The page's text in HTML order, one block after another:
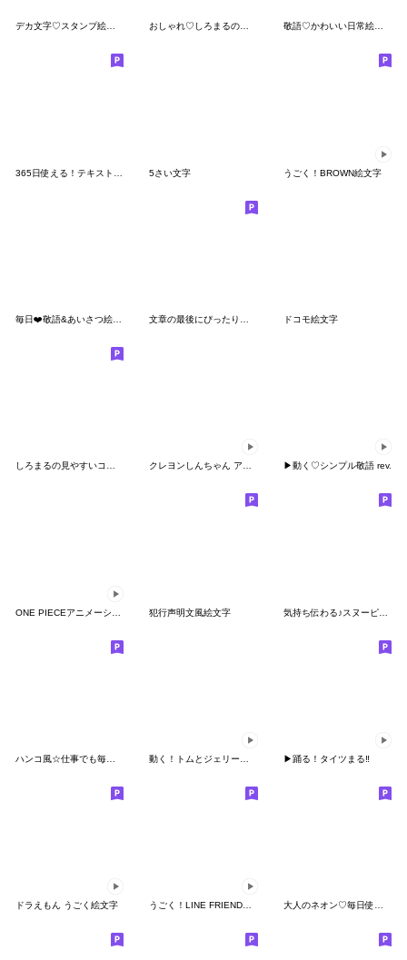
デカ文字♡スタンプ絵文字 おしゃれ♡しろまるの毎日使える絵文字 敬語♡かわいい日常絵文字
5さい文字 うごく！BROWN絵文字
ドコモ絵文字
しろまるの見やすいコメント付き絵文字 クレヨンしんちゃん アニメーション絵文字 ▶︎動く♡シンプル敬語 rev.
犯行声明文風絵文字 気持ち伝わる♪スヌーピー絵文字
▶︎踊る！タイツまる‼︎
ドラえもん うごく絵文字 うごく！LINE FRIENDS minini 絵文字 大人のネオン♡毎日使えるしろまるの絵文字